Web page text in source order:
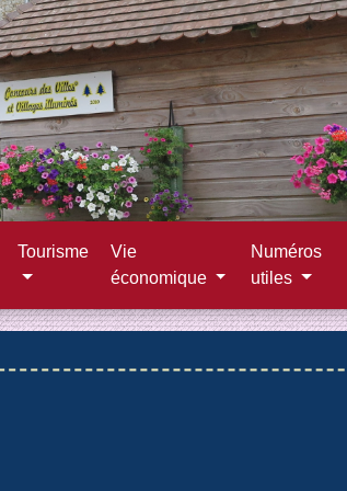
Tourisme
Vie
économique
Numéros
utiles